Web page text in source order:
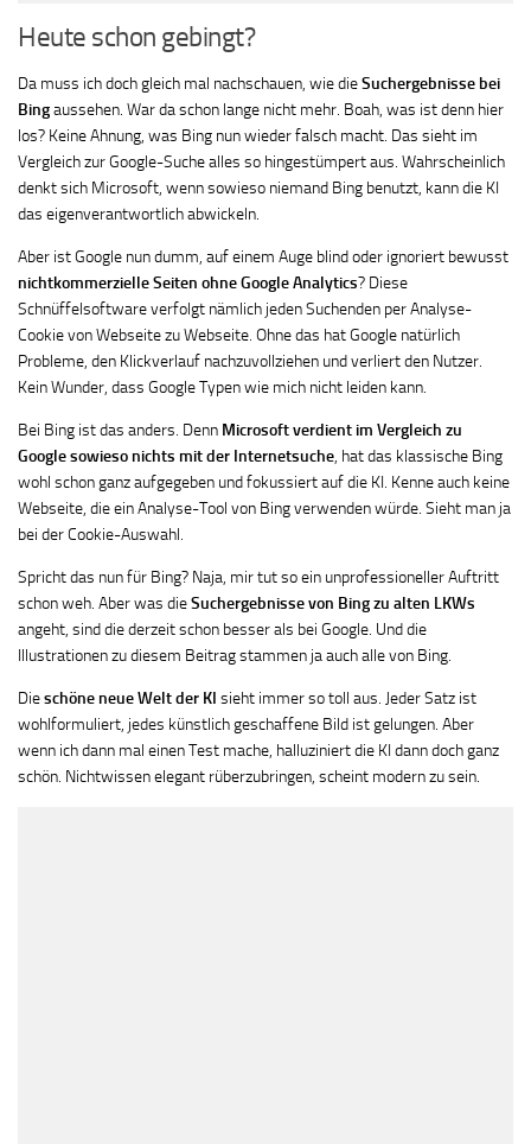
Heute schon gebingt?
Da muss ich doch gleich mal nachschauen, wie dieSuchergebnisse bei
Bingaussehen. War da schon lange nicht mehr. Boah, was ist denn hier
los? Keine Ahnung, was Bing nun wieder falsch macht. Das sieht im
Vergleich zur Google-Suche alles so hingestümpert aus. Wahrscheinlich
denkt sich Microsoft, wenn sowieso niemand Bing benutzt, kann die KI
das eigenverantwortlich abwickeln.
Aber ist Google nun dumm, auf einem Auge blind oder ignoriert bewusst
nichtkommerzielle Seiten ohneGoogle Analytics? Diese
Schnüffelsoftware verfolgt nämlich jeden Suchenden per Analyse-
Cookie von Webseite zu Webseite. Ohne das hat Google natürlich
Probleme, den Klickverlauf nachzuvollziehen und verliert den Nutzer.
Kein Wunder, dass Google Typen wie mich nicht leiden kann.
Bei Bing ist das anders. Denn Microsoft verdient im Vergleich zu
Google sowieso nichts mit der Internetsuche, hat das klassische Bing
wohl schon ganz aufgegeben und fokussiert auf die KI. Kenne auch keine
Webseite, die ein Analyse-Tool von Bing verwenden würde. Sieht man ja
bei der Cookie-Auswahl.
Spricht das nun für Bing? Naja, mir tut so ein unprofessioneller Auftritt
schon weh. Aber was dieSuchergebnisse von Bing zu alten LKWs
angeht, sind die derzeit schon besser als bei Google. Und die
Illustrationen zu diesem Beitrag stammen ja auch alle von Bing.
Dieschöne neue Welt der KI sieht immer so toll aus. Jeder Satz ist
wohlformuliert, jedes künstlich geschaffene Bild ist gelungen. Aber
wenn ich dann mal einen Test mache, halluziniert die KI dann doch ganz
schön. Nichtwissen elegant rüberzubringen, scheint modern zu sein.